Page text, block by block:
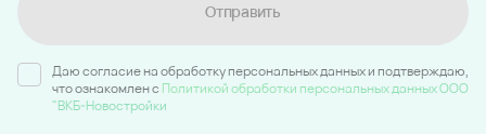
Отправить
Даю согласие на обработку персональных данных и подтверждаю,
что ознакомлен c Политикой обработки персональных данных ООО
"ВКБ-Новостройки